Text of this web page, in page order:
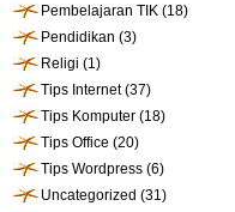
Pembelajaran TIK (18)
Pendidikan (3)
Religi (1)
Tips Internet(37)
Tips Komputer (18)
Tips Office (20)
Tips Wordpress (6)
Uncategorized (31)